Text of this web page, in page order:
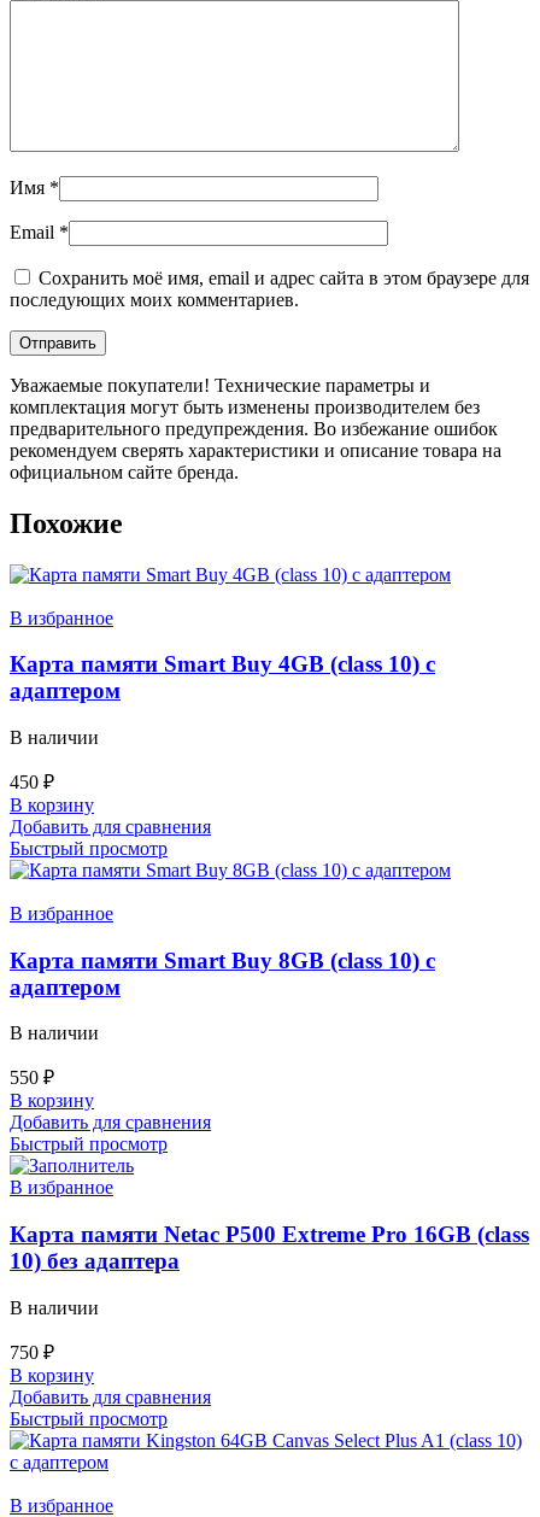
Имя *
Email *
Сохранить моё имя, email и адрес сайта в этом браузере для
последующих моих комментариев.
Уважаемые покупатели! Технические параметры и
комплектация могут быть изменены производителем без
предварительного предупреждения. Во избежание ошибок
рекомендуем сверять характеристики и описание товара на
официальном сайте бренда.
Похожие
В избранное
Карта памяти Smart Buy 4GB (class 10) с
адаптером
В наличии
450 ₽
В корзину
Добавить для сравнения
Быстрый просмотр
В избранное
Карта памяти Smart Buy 8GB (class 10) с
адаптером
В наличии
550 ₽
В корзину
Добавить для сравнения
Быстрый просмотр
В избранное
Карта памяти Netac P500 Extreme Pro 16GB (class
10) без адаптера
В наличии
750 ₽
В корзину
Добавить для сравнения
Быстрый просмотр
В избранное